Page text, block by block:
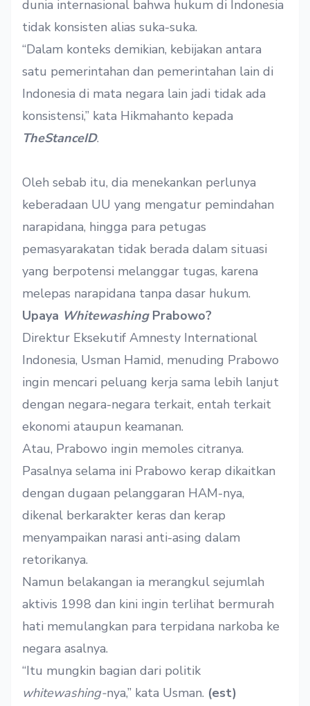
dunia internasional bahwa hukum di Indonesia
tidak konsisten alias suka-suka.
“Dalam konteks demikian, kebijakan antara
satu pemerintahan dan pemerintahan lain di
Indonesia di mata negara lain jadi tidak ada
konsistensi,” kata Hikmahanto kepada
TheStanceID.
Oleh sebab itu, dia menekankan perlunya
keberadaan UU yang mengatur pemindahan
narapidana, hingga para petugas
pemasyarakatan tidak berada dalam situasi
yang berpotensi melanggar tugas, karena
melepas narapidana tanpa dasar hukum.
Upaya Whitewashing Prabowo?
Direktur Eksekutif Amnesty International
Indonesia, Usman Hamid, menuding Prabowo
ingin mencari peluang kerja sama lebih lanjut
dengan negara-negara terkait, entah terkait
ekonomi ataupun keamanan.
Atau, Prabowo ingin memoles citranya.
Pasalnya selama ini Prabowo kerap dikaitkan
dengan dugaan pelanggaran HAM-nya,
dikenal berkarakter keras dan kerap
menyampaikan narasi anti-asing dalam
retorikanya.
Namun belakangan ia merangkul sejumlah
aktivis 1998 dan kini ingin terlihat bermurah
hati memulangkan para terpidana narkoba ke
negara asalnya.
“Itu mungkin bagian dari politik
whitewashing-nya,” kata Usman. (est)